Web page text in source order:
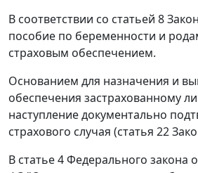
В соответствии со статьей 8
пособие по беременности и
страховым обеспечением.
Основанием для назначения и
обеспечения застрахованному
наступление документально
страхового случая (статья 22
В статье 4Федерального закона